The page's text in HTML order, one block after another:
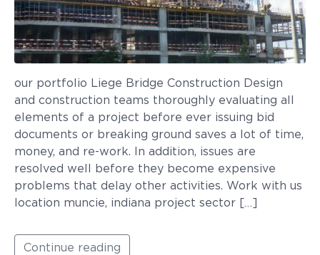
our portfolio Liege Bridge Construction Design
and construction teams thoroughly evaluating all
elements of a project before ever issuing bid
documents or breaking ground saves a lot of time,
money, and re-work. In addition, issues are
resolved well before they become expensive
problems that delay other activities. Work with us
location muncie, indiana project sector […]
Continue reading